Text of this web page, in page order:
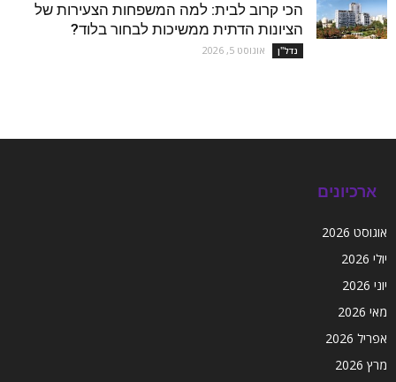
הכי קרוב לבית: למה המשפחות הצעירות של
הציונות הדתית ממשיכות לבחור בלוד?
נדל''ן אוגוסט 5, 2026
ארכיונים
אוגוסט 2026
יולי 2026
יוני 2026
מאי 2026
אפריל 2026
מרץ 2026